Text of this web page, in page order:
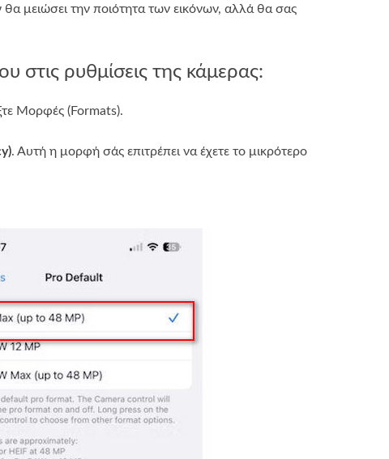
μειώσει την ποιότητα των εικόνων, αλλά θα σας
στις ρυθμίσεις της κάμερας:
Μορφές (Formats).
. Αυτή η μορφή σάς επιτρέπει να έχετε το μικρότερο